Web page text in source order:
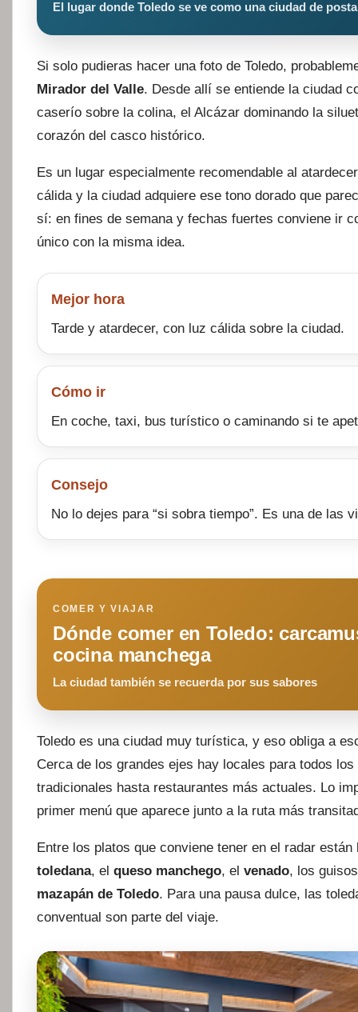
El lugar donde Toledo se ve como una ciudad de
Si solo pudieras hacer una foto de Toledo,
Mirador del Valle. Desde allí se entiende la ciudad
caserío sobre la colina, el Alcázar dominando la
corazón del casco histórico.
Es un lugar especialmente recomendable al
cálida y la ciudad adquiere ese tono dorado que
sí: en fines de semana y fechas fuertes conviene ir
único con la misma idea.
Mejor hora
Tarde y atardecer, con luz cálida sobre la ciudad.
Cómo ir
En coche, taxi, bus turístico o caminando si te
Consejo
No lo dejes para “si sobra tiempo”. Es una de las
COMER Y VIAJAR
Dónde comer en Toledo:
cocina manchega
La ciudad también se recuerda por sus sabores
Toledo es una ciudad muy turística, y eso obliga a
Cerca de los grandes ejes hay locales para todos
tradicionales hasta restaurantes más actuales. Lo
primer menú que aparece junto a la ruta más
Entre los platos que conviene tener en el radar
toledana, el queso manchego, el venado, los
mazapán de Toledo. Para una pausa dulce, las
conventual son parte del viaje.